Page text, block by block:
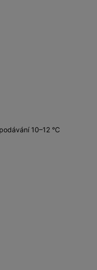
10–12 °C